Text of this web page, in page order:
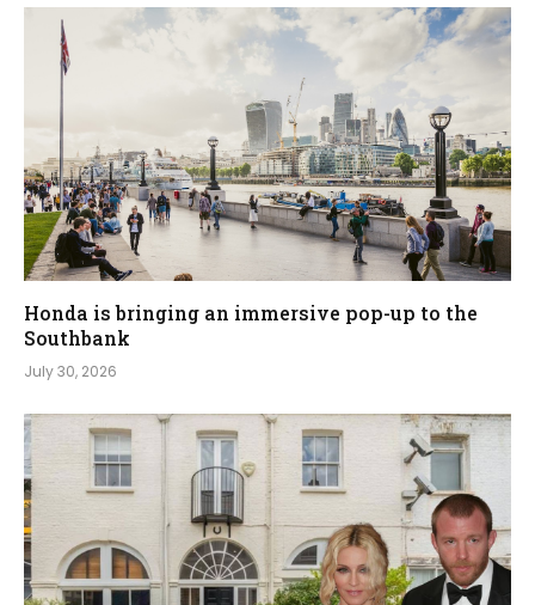
Honda is bringing an immersive pop-up to the
Southbank
July 30, 2026